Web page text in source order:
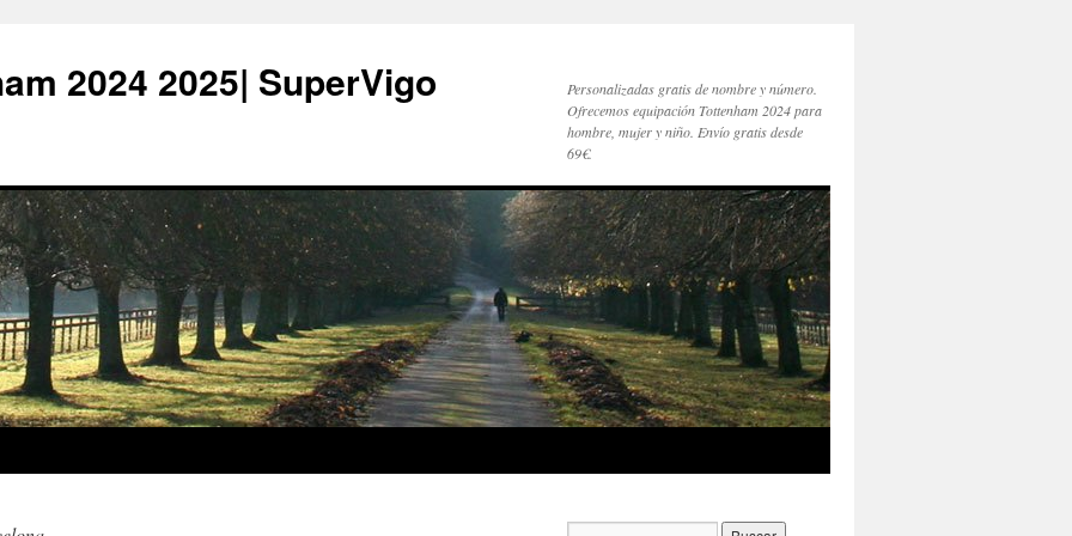
2024 2025| SuperVigo
Personalizadas gratis de nombre y número.
Ofrecemos equipación Tottenham 2024 para
hombre, mujer y niño. Envío gratis desde
69€.